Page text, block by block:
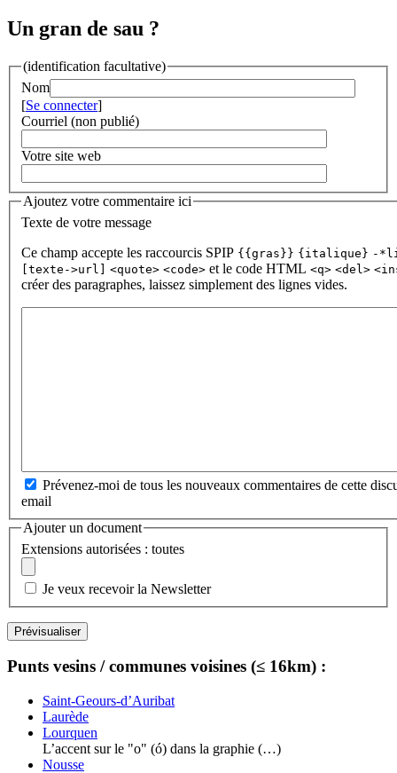
Un gran de sau ?
(identification facultative)
Nom
[Se connecter]
Courriel (non publié)
Votre site web
Ajoutez votre commentaire ici
Texte de votre message
Ce champ accepte les raccourcis SPIP {{gras}} {italique} -
[texte->url]
<quote> <code> et le code HTML <q> <del>
créer des paragraphes, laissez simplement des lignes vides.
Prévenez-moi de tous les nouveaux commentaires de cette
email
Ajouter un document
Extensions autorisées : toutes
Je veux recevoir la Newsletter
Punts vesins / communes voisines (≤ 16km) :
Saint-Geours-d’Auribat
Laurède
Lourquen
L’accent sur le "o" (ó) dans la graphie (…)
Nousse